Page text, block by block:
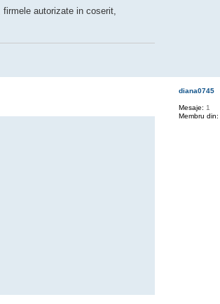
autorizate in coserit,
diana0745
Mesaje: 1
Membru din: